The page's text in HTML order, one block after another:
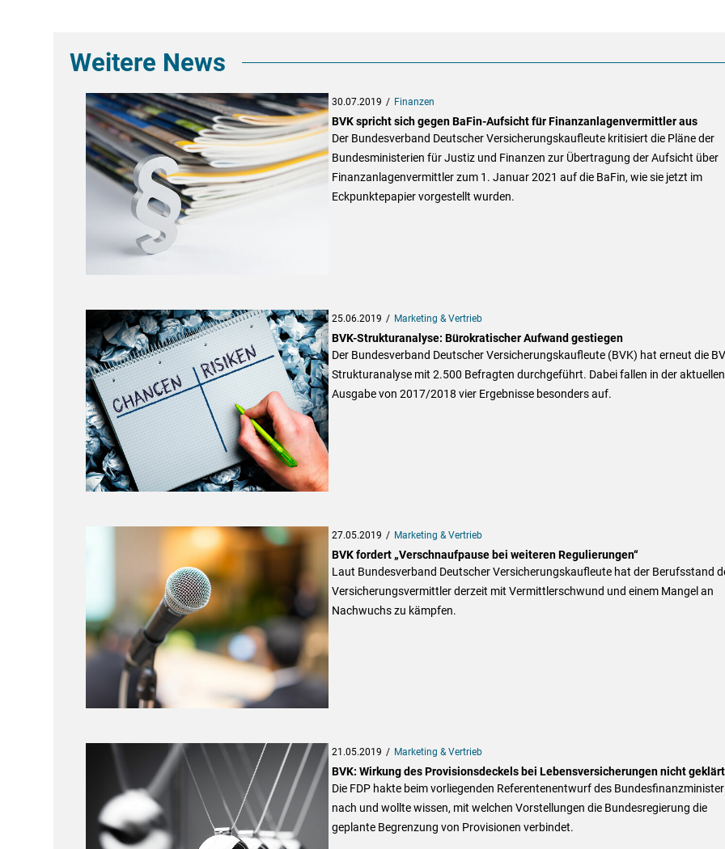
Weitere News
30.07.2019 Finanzen
BVK spricht sich gegen BaFin-Aufsicht für Finanzanlagenvermittler aus
Der Bundesverband Deutscher Versicherungskaufleute kritisiert die Pläne der
Bundesministerien für Justiz und Finanzen zur Übertragung der Aufsicht über
Finanzanlagenvermittler zum 1. Januar 2021 auf die BaFin, wie sie jetzt im
Eckpunktepapier vorgestellt wurden.
25.06.2019 Marketing & Vertrieb
BVK-Strukturanalyse: Bürokratischer Aufwand gestiegen
Der Bundesverband Deutscher Versicherungskaufleute (BVK) hat erneut die
Strukturanalyse mit 2.500 Befragten durchgeführt. Dabei fallen in der aktuellen
Ausgabe von 2017/2018 vier Ergebnisse besonders auf.
27.05.2019 Marketing & Vertrieb
BVK fordert „Verschnaufpause bei weiteren Regulierungen“
Laut Bundesverband Deutscher Versicherungskaufleute hat der Berufsstand
Versicherungsvermittler derzeit mit Vermittlerschwund und einem Mangel an
Nachwuchs zu kämpfen.
21.05.2019 Marketing & Vertrieb
BVK: Wirkung des Provisionsdeckels bei Lebensversicherungen nicht geklärt
Die FDP hakte beim vorliegenden Referentenentwurf des
nach und wollte wissen, mit welchen Vorstellungen die Bundesregierung die
geplante Begrenzung von Provisionen verbindet.